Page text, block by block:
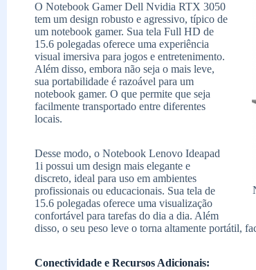
O Notebook Gamer Dell Nvidia RTX 3050
tem um design robusto e agressivo, típico de
um notebook gamer. Sua tela Full HD de
15.6 polegadas oferece uma experiência
visual imersiva para jogos e entretenimento.
Além disso, embora não seja o mais leve,
sua portabilidade é razoável para um
notebook gamer. O que permite que seja
facilmente transportado entre diferentes
locais.
Desse modo, o Notebook Lenovo Ideapad
1i possui um design mais elegante e
discreto, ideal para uso em ambientes
profissionais ou educacionais. Sua tela de
15.6 polegadas oferece uma visualização
confortável para tarefas do dia a dia. Além
disso, o seu peso leve o torna altamente portátil,
Conectividade e Recursos Adicionais: